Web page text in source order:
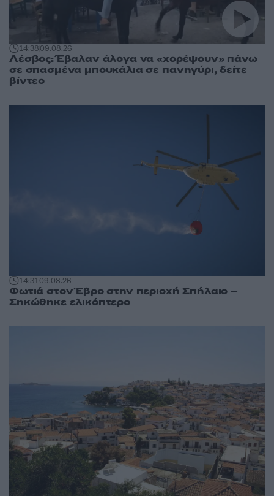
14:3809.08.26
Λέσβος: Έβαλαν άλογα να «χορέψουν» πάνω
σε σπασμένα μπουκάλια σε πανηγύρι, δείτε
βίντεο
14:3109.08.26
Φωτιά στον Έβρο στην περιοχή Σπήλαιο –
Σηκώθηκε ελικόπτερο